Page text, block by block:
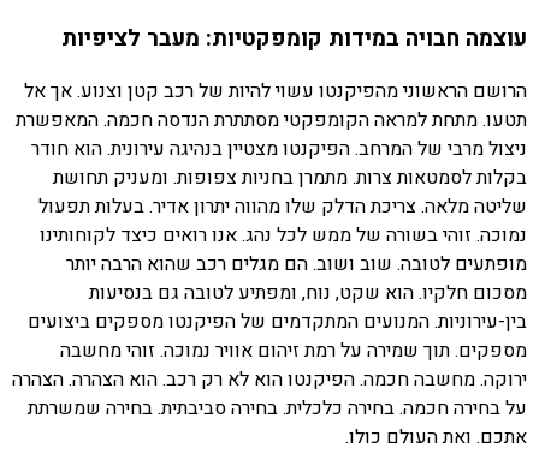
עוצמה חבויה במידות קומפקטיות: מעבר לציפיות
הרושם הראשוני מהפיקנטו עשוי להיות של רכב קטן וצנוע. אך אל
תטעו. מתחת למראה הקומפקטי מסתתרת הנדסה חכמה. המאפשרת
ניצול מרבי של המרחב. הפיקנטו מצטיין בנהיגה עירונית. הוא חודר
בקלות לסמטאות צרות. מתמרן בחניות צפופות. ומעניק תחושת
שליטה מלאה. צריכת הדלק שלו מהווה יתרון אדיר. בעלות תפעול
נמוכה. זוהי בשורה של ממש לכל נהג. אנו רואים כיצד לקוחותינו
מופתעים לטובה. שוב ושוב. הם מגלים רכב שהוא הרבה יותר
מסכום חלקיו. הוא שקט, נוח, ומפתיע לטובה גם בנסיעות
בין-עירוניות. המנועים המתקדמים של הפיקנטו מספקים ביצועים
מספקים. תוך שמירה על רמת זיהום אוויר נמוכה. זוהי מחשבה
ירוקה. מחשבה חכמה. הפיקנטו הוא לא רק רכב. הוא הצהרה. הצהרה
על בחירה חכמה. בחירה כלכלית. בחירה סביבתית. בחירה שמשרתת
אתכם. ואת העולם כולו.